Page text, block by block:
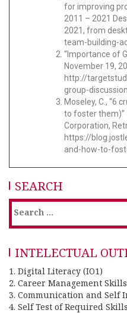
for improving
2011 – 2021
2021, from
team-building-
“Importance of
November 19,
http://
group-
Moseley, C., “6
to foster
Corporation,
https://
and-how-to-
SEARCH
INTELECTUAL
1. Digital Literacy (IO1)
2. Career Management
3. Communication and Self
4. Self Test of Required